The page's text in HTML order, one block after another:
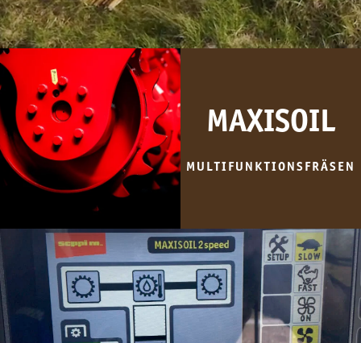
MAXISOIL
MULTIFUNKTIONSFRÄSEN